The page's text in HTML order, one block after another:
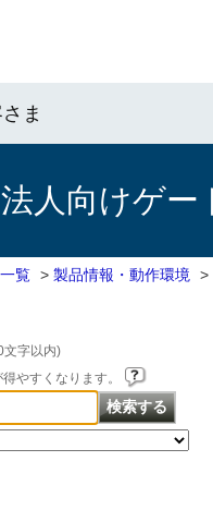
ま
人向けゲー
覧 > 製品情報・動作環境 >
文字以内)
やすくなります。